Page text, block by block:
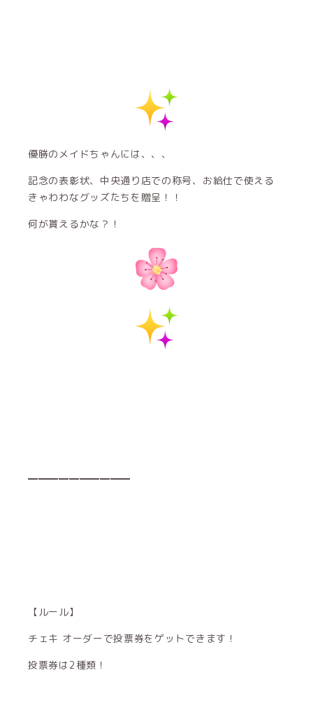
優勝のメイドちゃんには、、、
記念の表彰状、中央通り店での称号、お給仕で使える
きゃわわなグッズたちを贈呈！！
何が貰えるかな？！
━━━━━━━━━━
【ルール】
チェキ オーダーで投票券をゲットできます！
投票券は2種類！